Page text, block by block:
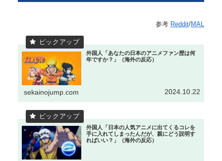
参考 Reddit/MAL
外国人「あなたの日本のアニメファン歴は何
年ですか？」（海外の反応）
sekainojump.com 2024.10.22
外国人「日本の人気アニメに出てくるコレを
手に入れてしまったんだが、親にどう説明す
ればいい？」（海外の反応）